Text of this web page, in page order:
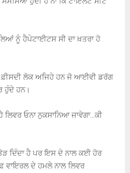
ਨੂੰ ਹੈਪੇਟਾਈਟਸ ਸੀ ਦਾ ਖ਼ਤਰਾ ਹੋ
ਫ਼ੀਸਦੀ ਲੋਕ ਅਜਿਹੇ ਹਨ ਜੋ ਆਈਵੀ ਡਰੱਗ
ਹੁੰਦੇ ਹਨ।
ਲਿਵਰ ਓਨਾ ਨੁਕਸਾਨਿਆ ਜਾਵੇਗਾ…ਕੀ
ਦਿੰਦਾ ਹੈ ਪਰ ਇਸ ਦੇ ਨਾਲ ਕਈ ਹੋਰ
ਵਾਇਰਲ ਦੇ ਹਮਲੇ ਨਾਲ ਲਿਵਰ